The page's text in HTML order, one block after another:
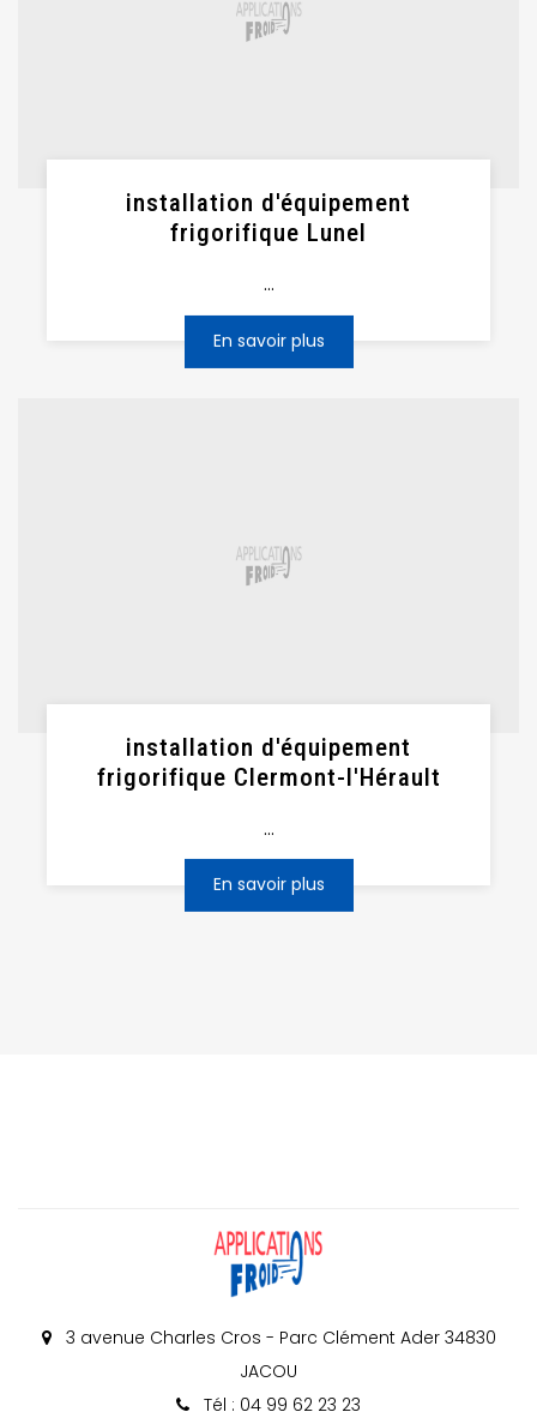
installation d'équipement
frigorifique Lunel
...
En savoir plus
installation d'équipement
frigorifique Clermont-l'Hérault
...
En savoir plus
3 avenue Charles Cros - Parc Clément Ader 34830
JACOU
Tél : 04 99 62 23 23